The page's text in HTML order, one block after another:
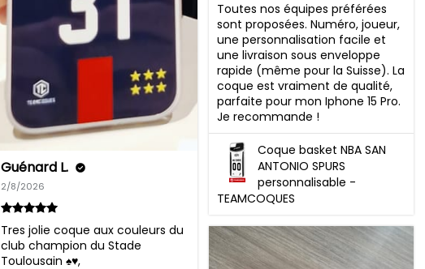
Guénard L.
2/8/2026
Tres jolie coque aux couleurs du
club champion du Stade
Toulousain ♠️♥️,
Toutes nos équipes préférées
sont proposées. Numéro, joueur,
une personnalisation facile et
une livraison sous enveloppe
rapide (même pour la Suisse). La
coque est vraiment de qualité,
parfaite pour mon Iphone 15 Pro.
Je recommande !
Coque basket NBA SAN
ANTONIO SPURS
personnalisable -
TEAMCOQUES